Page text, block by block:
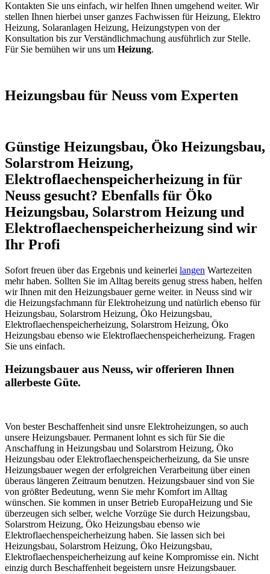
Kontakten Sie uns einfach, wir helfen Ihnen umgehend weiter. Wir
stellen Ihnen hierbei unser ganzes Fachwissen für Heizung, Elektro
Heizung, Solaranlagen Heizung, Heizungstypen von der
Konsultation bis zur Verständlichmachung ausführlich zur Stelle.
Für Sie bemühen wir uns um Heizung.
Heizungsbau für Neuss vom Experten
Günstige Heizungsbau, Öko Heizungsbau,
Solarstrom Heizung,
Elektroflaechenspeicherheizung in für
Neuss gesucht? Ebenfalls für Öko
Heizungsbau, Solarstrom Heizung und
Elektroflaechenspeicherheizung sind wir
Ihr Profi
Sofort freuen über das Ergebnis und keinerlei langen Wartezeiten
mehr haben. Sollten Sie im Alltag bereits genug stress haben, helfen
wir Ihnen mit den Heizungsbauer gerne weiter. in Neuss sind wir
die Heizungsfachmann für Elektroheizung und natürlich ebenso für
Heizungsbau, Solarstrom Heizung, Öko Heizungsbau,
Elektroflaechenspeicherheizung, Solarstrom Heizung, Öko
Heizungsbau ebenso wie Elektroflaechenspeicherheizung. Fragen
Sie uns einfach.
Heizungsbauer aus Neuss, wir offerieren Ihnen
allerbeste Güte.
Von bester Beschaffenheit sind unsre Elektroheizungen, so auch
unsere Heizungsbauer. Permanent lohnt es sich für Sie die
Anschaffung in Heizungsbau und Solarstrom Heizung, Öko
Heizungsbau oder Elektroflaechenspeicherheizung, da Sie unsre
Heizungsbauer wegen der erfolgreichen Verarbeitung über einen
überaus längeren Zeitraum benutzen. Heizungsbauer sind von Sie
von größter Bedeutung, wenn Sie mehr Komfort im Alltag
wünschen. Sie kommen in unser Betrieb EuropaHeizung und Sie
überzeugen sich selber, welche Vorzüge Sie durch Heizungsbau,
Solarstrom Heizung, Öko Heizungsbau ebenso wie
Elektroflaechenspeicherheizung haben. Sie lassen sich bei
Heizungsbau, Solarstrom Heizung, Öko Heizungsbau,
Elektroflaechenspeicherheizung auf keine Kompromisse ein. Nicht
einzig durch Beschaffenheit begeistern unsre Heizungsbauer.